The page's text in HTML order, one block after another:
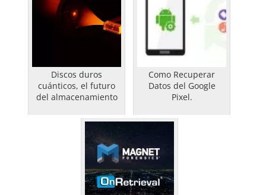
Discos duros
cuánticos, el futuro
del almacenamiento
Como Recuperar
Datos del Google
Pixel.